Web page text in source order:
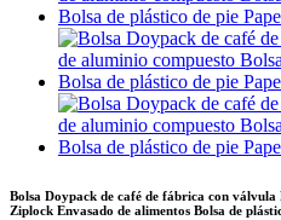
Bolsa Doypack de café de fábrica con
Ziplock Envasado de alimentos Bolsa de